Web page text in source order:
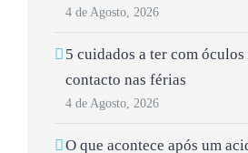
4 de Agosto, 2026
5 cuidados a ter com óculos
contacto nas férias
4 de Agosto, 2026
O que acontece após um